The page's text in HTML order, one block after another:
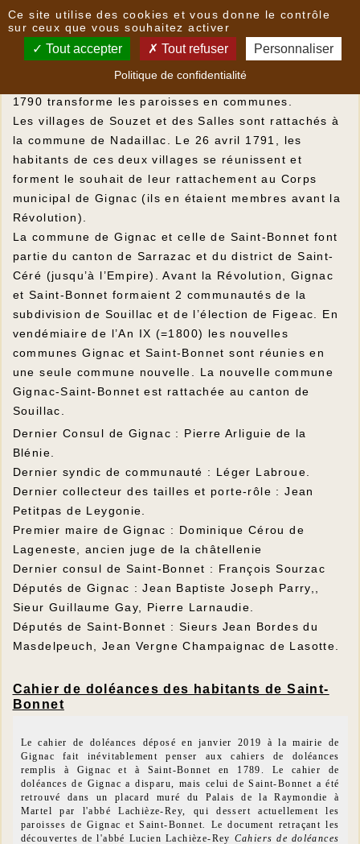
et pendant la Révolution ?
Création des communes
Le décret de l'Assemblée Nationale du 16 février
1790 transforme les paroisses en communes.
Les villages de Souzet et des Salles sont rattachés à
la commune de Nadaillac. Le 26 avril 1791, les
habitants de ces deux villages se réunissent et
forment le souhait de leur rattachement au Corps
municipal de Gignac (ils en étaient membres avant la
Révolution).
La commune de Gignac et celle de Saint-Bonnet font
partie du canton de Sarrazac et du district de Saint-
Céré (jusqu’à l’Empire). Avant la Révolution, Gignac
et Saint-Bonnet formaient 2 communautés de la
subdivision de Souillac et de l’élection de Figeac. En
vendémiaire de l’An IX (=1800) les nouvelles
communes Gignac et Saint-Bonnet sont réunies en
une seule commune nouvelle. La nouvelle commune
Gignac-Saint-Bonnet est rattachée au canton de
Souillac.
Dernier Consul de Gignac : Pierre Arliguie de la
Blénie.
Dernier syndic de communauté : Léger Labroue.
Dernier collecteur des tailles et porte-rôle : Jean
Petitpas de Leygonie.
Premier maire de Gignac : Dominique Cérou de
Lageneste, ancien juge de la châtellenie
Dernier consul de Saint-Bonnet : François Sourzac
Députés de Gignac : Jean Baptiste Joseph Parry,,
Sieur Guillaume Gay, Pierre Larnaudie.
Députés de Saint-Bonnet : Sieurs Jean Bordes du
Masdelpeuch, Jean Vergne Champaignac de Lasotte.
Cahier de doléances des habitants de Saint-
Bonnet
Le cahier de doléances déposé en janvier 2019 à la mairie de
Gignac fait inévitablement penser aux cahiers de doléances
remplis à Gignac et à Saint-Bonnet en 1789. Le cahier de
doléances de Gignac a disparu, mais celui de Saint-Bonnet a été
retrouvé dans un placard muré du Palais de la Raymondie à
Martel par l'abbé Lachièze-Rey, qui dessert actuellement les
paroisses de Gignac et Saint-Bonnet.
Le document retraçant les
découvertes de l'abbé Lucien Lachièze-Rey Cahiers de doléances
Ce site utilise des cookies et vous donne le contrôle
sur ceux que vous souhaitez activer
Tout accepter Tout refuser Personnaliser
Politique de confidentialité